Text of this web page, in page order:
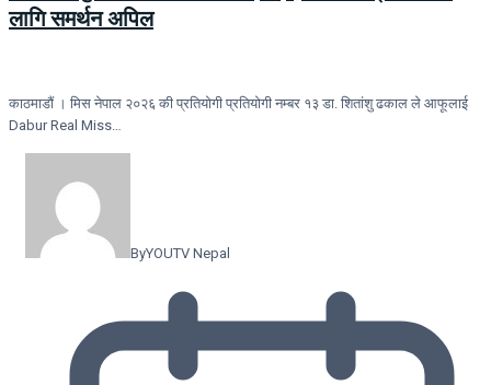
लागि समर्थन अपिल
काठमाडौं । मिस नेपाल २०२६ की प्रतियोगी प्रतियोगी नम्बर १३ डा. शितांशु ढकाल ले आफूलाई
Dabur Real Miss…
ByYOUTV Nepal